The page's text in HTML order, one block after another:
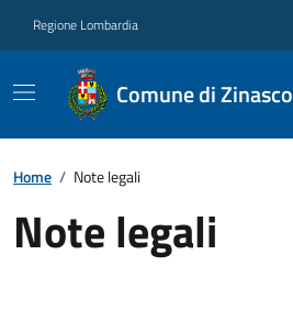
Regione Lombardia
Comune di Zinasco
Home / Note legali
Note legali